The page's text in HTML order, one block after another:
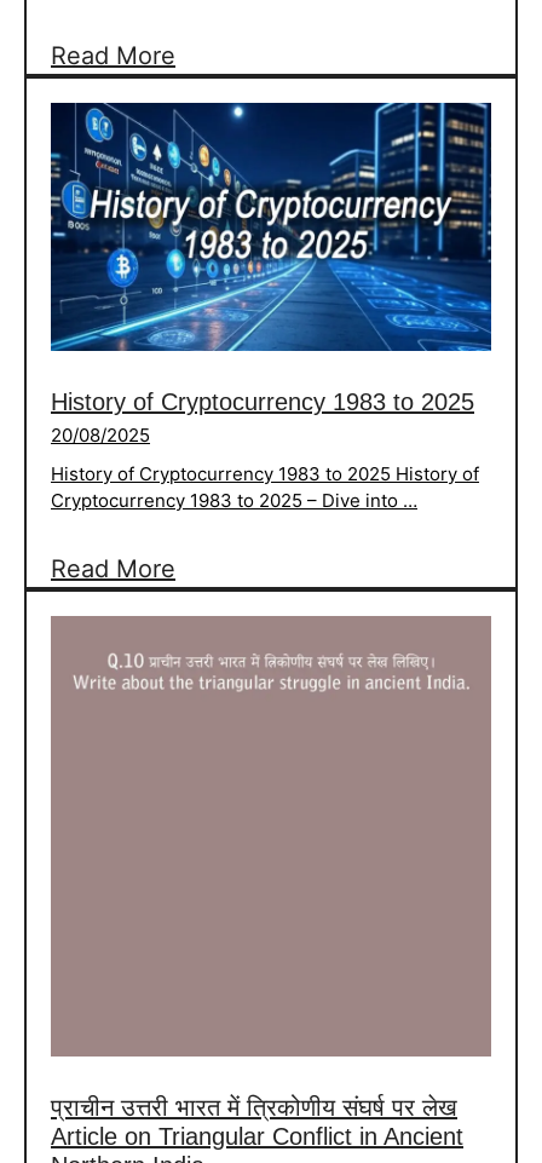
valor
and
culture
Read More
इतिहास
शौर्य
महिमा
और
महानता
की
गाथा
history
a
valor
and
History of Cryptocurrency 1983 to 2025
20/08/2025
History of Cryptocurrency 1983 to 2025 History of
Cryptocurrency 1983 to 2025 – Dive into …
Read More
Cryptocurrency
प्राचीन उत्तरी भारत में त्रिकोणीय संघर्ष पर लेख
Article on Triangular Conflict in Ancient